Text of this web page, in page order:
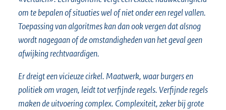
om te bepalen of situaties wel of niet onder een regel vallen.
Toepassing van algoritmes kan dan ook vergen dat alsnog
wordt nagegaan of de omstandigheden van het geval geen
afwijking rechtvaardigen.
Er dreigt een vicieuze cirkel. Maatwerk, waar burgers en
politiek om vragen, leidt tot verfijnde regels. Verfijnde regels
maken de uitvoering complex. Complexiteit, zeker bij grote